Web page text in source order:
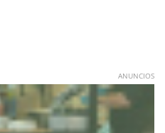
ANUNCIOS